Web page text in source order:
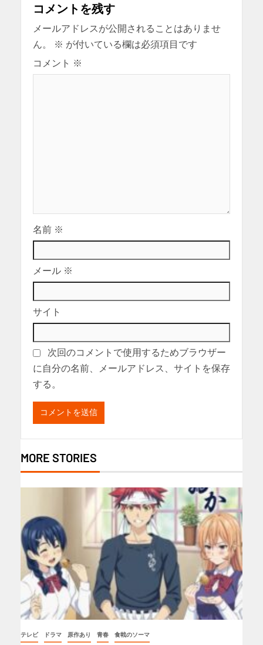
コメントを残す
メールアドレスが公開されることはありませ
ん。
※ が付いている欄は必須項目です
コメント ※
名前 ※
メール ※
サイト
次回のコメントで使用するためブラウザー
に自分の名前、メールアドレス、サイトを保存
する。
MORE STORIES
テレビ ドラマ 原作あり 青春 食戟のソーマ